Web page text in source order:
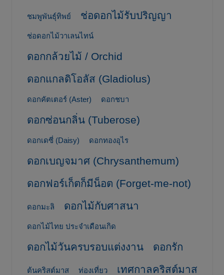
ชมพูพันธุ์ทิพย์ ช่อดอกไม้รับปริญญา
ช่อดอกไม้วาเลนไทน์
ดอกกล้วยไม้ / Orchid
ดอกแกลดิโอลัส (Gladiolus)
ดอกคัตเตอร์ (Aster) ดอกชบา
ดอกซ่อนกลิ่น (Tuberose)
ดอกเดซี่ (Daisy) ดอกทองอุไร
ดอกเบญจมาศ (Chrysanthemum)
ดอกฟอร์เก็ตก็มีน็อต (Forget-me-not)
ดอกมะลิ ดอกไม้กับศาสนา
ดอกไม้ไทย ประจำเดือนเกิด
ดอกไม้วันครบรอบแต่งงาน ดอกรัก
ต้นคริสต์มาส ท่องเที่ยว เทศกาลคริสต์มาส